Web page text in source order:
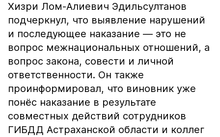
Хизри Лом-Алиевич Эдильсултанов
подчеркнул, что выявление нарушений
и последующее наказание — это не
вопрос межнациональных отношений, а
вопрос закона, совести и личной
ответственности. Он также
проинформировал, что виновник уже
понёс наказание в результате
совместных действий сотрудников
ГИБДД Астраханской области и коллег